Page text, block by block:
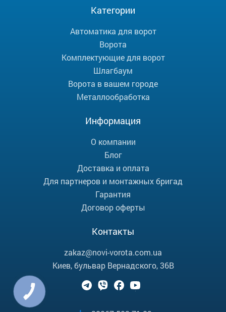
Категории
Автоматика для ворот
Ворота
Комплектующие для ворот
Шлагбаум
Ворота в вашем городе
Металлообработка
Информация
О компании
Блог
Доставка и оплата
Для партнеров и монтажных бригад
Гарантия
Договор оферты
Контакты
zakaz@novi-vorota.com.ua
Киев, бульвар Вернадского, 36В
КНОПКА
ЗВ'ЯЗКУ